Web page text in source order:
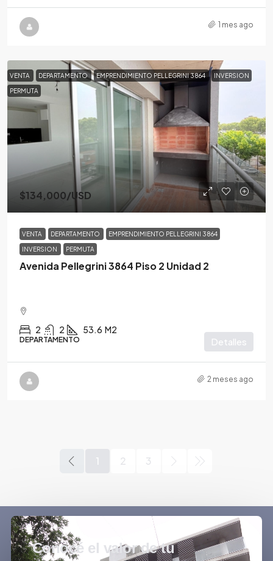
1 mes ago
VENTA DEPARTAMENTO EMPRENDIMIENTO PELLEGRINI 3864 INVERSION
PERMUTA
$134,000/USD
VENTA DEPARTAMENTO EMPRENDIMIENTO PELLEGRINI 3864
INVERSION PERMUTA
Avenida Pellegrini 3864 Piso 2 Unidad 2
2 2 53.6 M2
DEPARTAMENTO Detalles
2 meses ago
1 2 3
Conocé el valor de tu